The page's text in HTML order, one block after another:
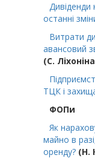
Дивіденди
останні
Витрати
авансовий
(С.
ТЦК і
ФОПи
Як
майно в
оренду? (Н.